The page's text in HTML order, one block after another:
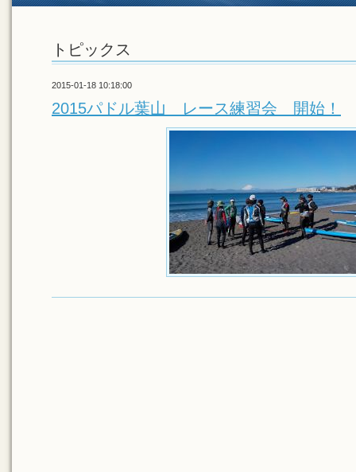
トピックス
2015-01-18 10:18:00
2015パドル葉山 レース練習会 開始！